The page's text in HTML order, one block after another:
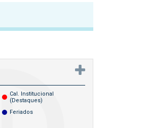
Cal. Institucional
(destaques)
Feriados